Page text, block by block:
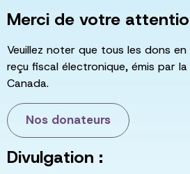
Merci de votre
Veuillez noter que tous les dons
reçu fiscal électronique, émis par
Canada.
Nos donateurs
Divulgation :